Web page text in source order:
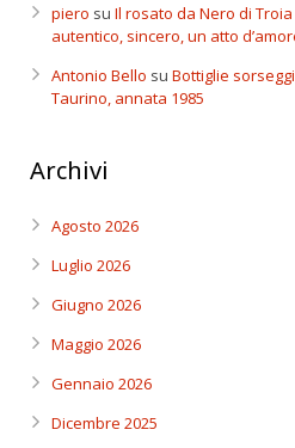
piero su Il rosato da Nero di
autentico, sincero, un atto
Antonio Bello su Bottiglie
Taurino, annata 1985
Archivi
Agosto 2026
Luglio 2026
Giugno 2026
Maggio 2026
Gennaio 2026
Dicembre 2025